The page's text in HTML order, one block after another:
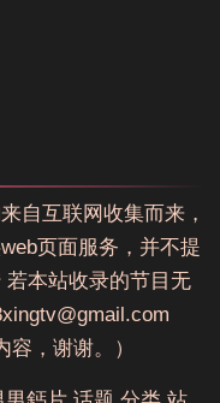
自互联网收集而来，
页面服务，并不提
本站收录的节目无
容，谢谢。）